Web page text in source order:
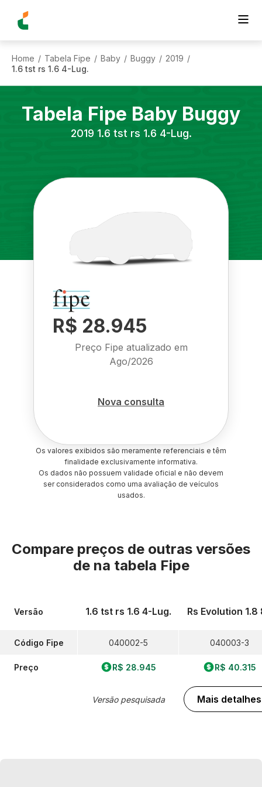
Home / Tabela Fipe / Baby / Buggy / 2019 /
1.6 tst rs 1.6 4-Lug.
Tabela Fipe Baby Buggy
2019 1.6 tst rs 1.6 4-Lug.
R$ 28.945
Preço Fipe atualizado em
Ago/2026
Nova consulta
Os valores exibidos são meramente referenciais e têm
finalidade exclusivamente informativa.
Os dados não possuem validade oficial e não devem
ser considerados como uma avaliação de veículos
usados.
Compare preços de outras versões
de na tabela Fipe
Versão
Código Fipe
Preço
1.6 tst rs 1.6 4-Lug.
040002-5
R$ 28.945
Versão pesquisada
Rs Evolution 1.8
040003-3
R$ 40.315
Mais detalhes